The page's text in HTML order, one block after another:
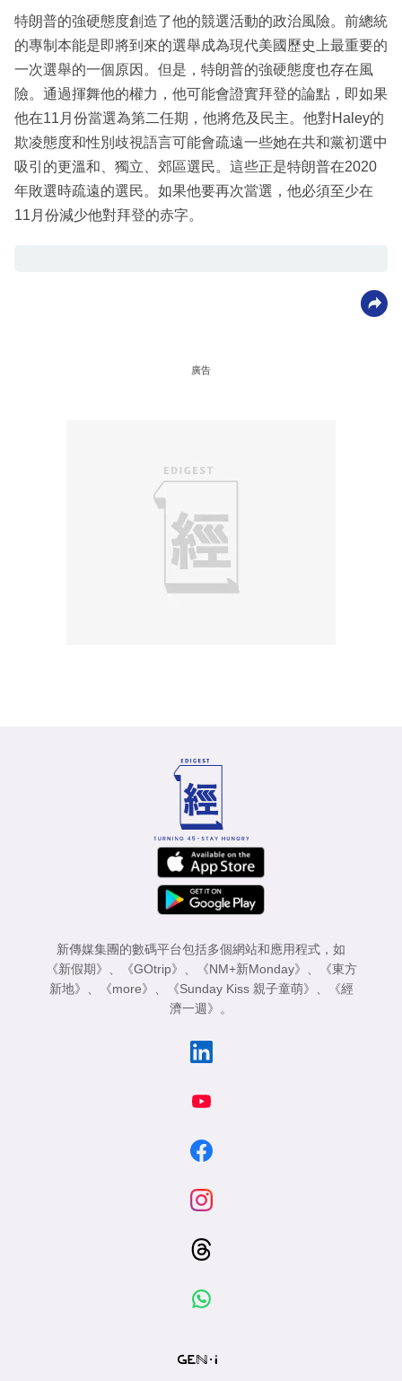
特朗普的強硬態度創造了他的競選活動的政治風險。前總統
的專制本能是即將到來的選舉成為現代美國歷史上最重要的
一次選舉的一個原因。但是，特朗普的強硬態度也存在風
險。通過揮舞他的權力，他可能會證實拜登的論點，即如果
他在11月份當選為第二任期，他將危及民主。他對Haley的
欺凌態度和性別歧視語言可能會疏遠一些她在共和黨初選中
吸引的更溫和、獨立、郊區選民。這些正是特朗普在2020
年敗選時疏遠的選民。如果他要再次當選，他必須至少在
11月份減少他對拜登的赤字。
廣告
新傳媒集團的數碼平台包括多個網站和應用程式，如
《新假期》
《GOtrip》 《NM+新Monday》
《東方
新地》
《more》 《Sunday Kiss 親子童萌》
《經
濟一週》
。